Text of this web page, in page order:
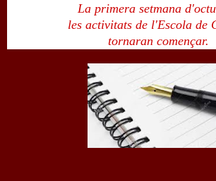
La primera setmana
les activitats de l'Escola de
tornaran començar.